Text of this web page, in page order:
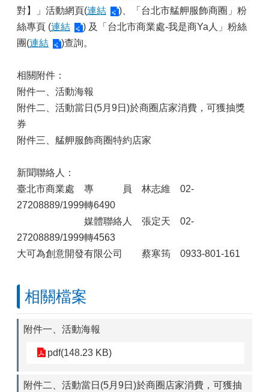
對】」活動網頁(連結
)、「台北市艋舺服飾商圈」粉
絲專頁 (連結
) 及「台北市商業處-我是商Ya人」粉絲
團(連結 )查詢。
相關附件：
附件一、活動海報
附件二、活動當日(5月9日)於商圈店家消費，可獲抽獎
券
附件三、艋舺服飾商圈特約店家
新聞聯絡人：
臺北市商業處 專 員 林志維 02-
27208889/1999轉6490
媒體聯絡人 張定天 02-
27208889/1999轉4563
大可為創意開發有限公司 蔡寒筠 0933-801-161
相關檔案
附件一、活動海報
pdf(148.23 KB)
附件二、活動當日(5月9日)於商圈店家消費，可獲抽